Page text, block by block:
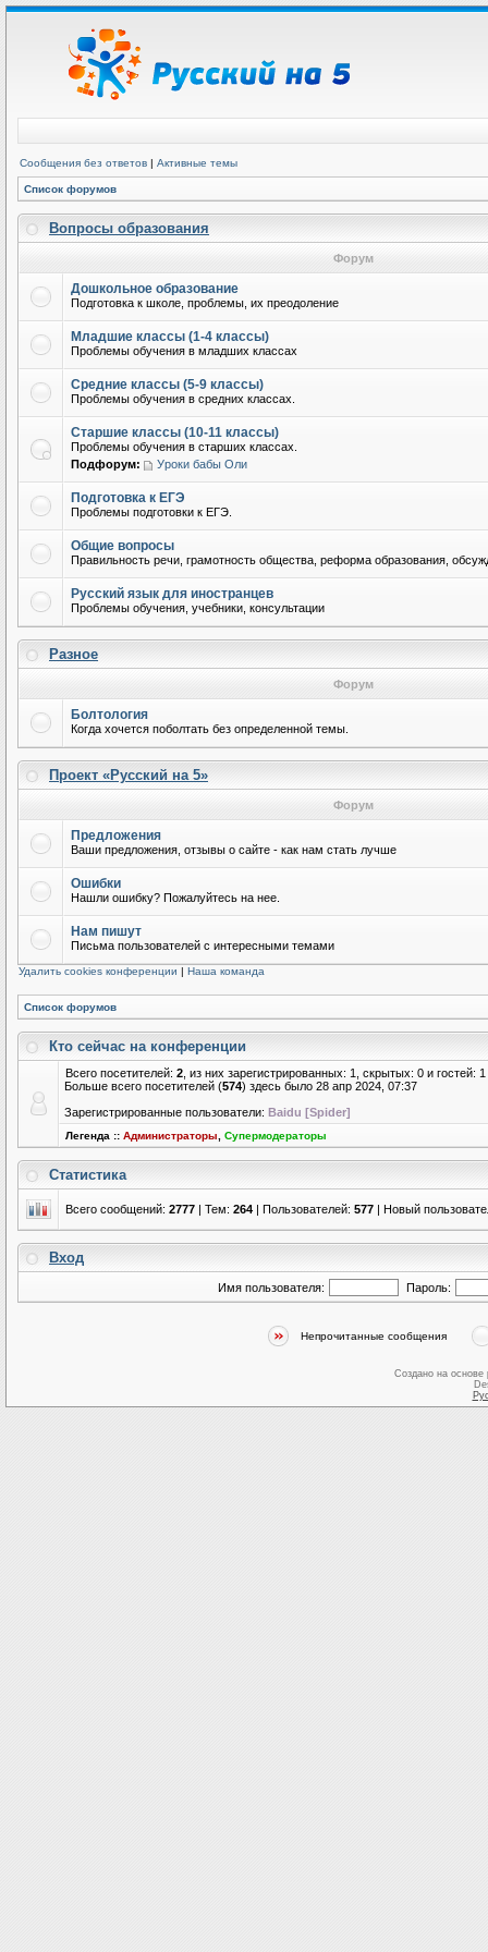
Сообщения без ответов | Активные темы
Список форумов
Вопросы образования
Форум
Дошкольное образование
Подготовка к школе, проблемы, их преодоление
Младшие классы (1-4 классы)
Проблемы обучения в младших классах
Средние классы (5-9 классы)
Проблемы обучения в средних классах.
Старшие классы (10-11 классы)
Проблемы обучения в старших классах.
Подфорум:
Уроки бабы Оли
Подготовка к ЕГЭ
Проблемы подготовки к ЕГЭ.
Общие вопросы
Правильность речи, грамотность общества, реформа образования,
Русский язык для иностранцев
Проблемы обучения, учебники, консультации
Разное
Форум
Болтология
Когда хочется поболтать без определенной темы.
Проект «Русский на 5»
Форум
Предложения
Ваши предложения, отзывы о сайте - как нам стать лучше
Ошибки
Нашли ошибку? Пожалуйтесь на нее.
Нам пишут
Письма пользователей с интересными темами
Удалить cookies конференции | Наша команда
Список форумов
Кто сейчас на конференции
Всего посетителей: 2 , из них зарегистрированных: 1, скрытых: 0 и
Больше всего посетителей (574) здесь было 28 апр 2024, 07:37
Зарегистрированные пользователи: Baidu [Spider]
Легенда :: Администраторы Супермодераторы
Статистика
Всего сообщений: 2777 | Тем: 264 | Пользователей: 577 | Новый
Вход
Имя пользователя: Пароль:
Непрочитанные сообщения
Создано на основе